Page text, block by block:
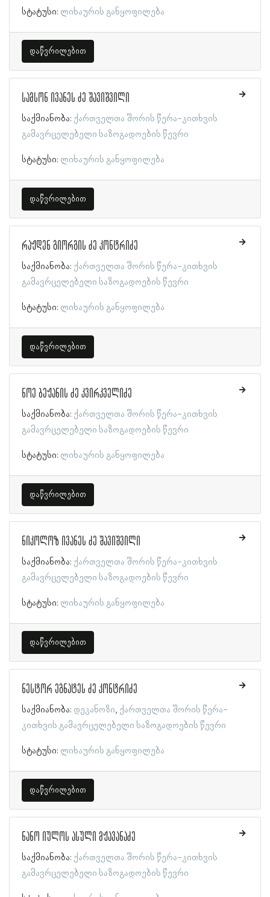
სტატუსი: ლიხაურის განყოფილება
დაწვრილებით
სამსონ ივანეს ძე შავიშვილი
საქმიანობა: ქართველთა შორის წერა-კითხვის
გამავრცელებელი საზოგადოების წევრი
სტატუსი: ლიხაურის განყოფილება
დაწვრილებით
რაჟდენ გიორგის ძე კონტრიძე
საქმიანობა: ქართველთა შორის წერა-კითხვის
გამავრცელებელი საზოგადოების წევრი
სტატუსი: ლიხაურის განყოფილება
დაწვრილებით
ნოე ბეჟანის ძე კვირკველიძე
საქმიანობა: ქართველთა შორის წერა-კითხვის
გამავრცელებელი საზოგადოების წევრი
სტატუსი: ლიხაურის განყოფილება
დაწვრილებით
ნიკოლოზ ივანეს ძე შავიშვილი
საქმიანობა: ქართველთა შორის წერა-კითხვის
გამავრცელებელი საზოგადოების წევრი
სტატუსი: ლიხაურის განყოფილება
დაწვრილებით
ნესტორ ეგნატეს ძე კონტრიძე
საქმიანობა: დეკანოზი ქართველთა შორის წერა-
კითხვის გამავრცელებელი საზოგადოების წევრი
სტატუსი: ლიხაურის განყოფილება
დაწვრილებით
ნანო იულოს ასული მჟავანაძე
საქმიანობა: ქართველთა შორის წერა-კითხვის
გამავრცელებელი საზოგადოების წევრი